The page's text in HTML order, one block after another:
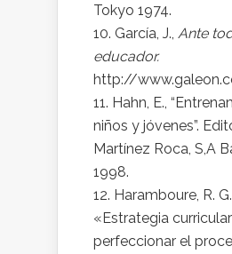
Tokyo 1974.
García, J., Ante
educador.
http://
Hahn, E.,
niños y jóvenes”.
Martínez Roca, S,A
1998.
Haramboure, R.
«Estrategia
perfeccionar el